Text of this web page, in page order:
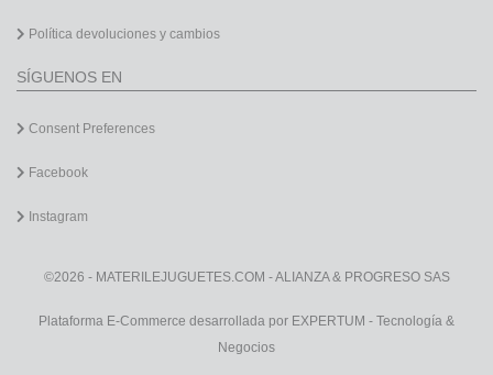
Política devoluciones y cambios
SÍGUENOS EN
Consent Preferences
Facebook
Instagram
©2026 - MATERILEJUGUETES.COM - ALIANZA & PROGRESO SAS
Plataforma E-Commerce desarrollada por EXPERTUM - Tecnología &
Negocios